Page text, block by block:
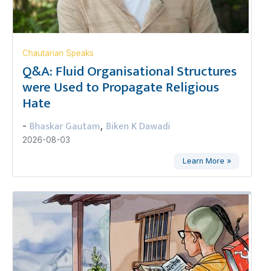
Chautarian Speaks
Q&A: Fluid Organisational Structures
were Used to Propagate Religious
Hate
- Bhaskar Gautam, Biken K Dawadi
2026-08-03
Learn More »